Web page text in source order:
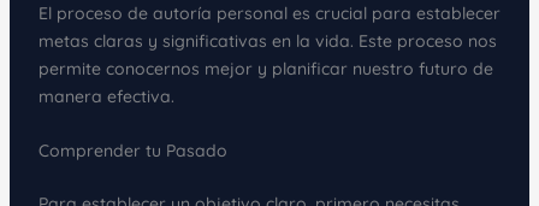
El proceso de autoría personal es crucial para establecer
metas claras y significativas en la vida. Este proceso nos
permite conocernos mejor y planificar nuestro futuro de
manera efectiva.
Comprender tu Pasado